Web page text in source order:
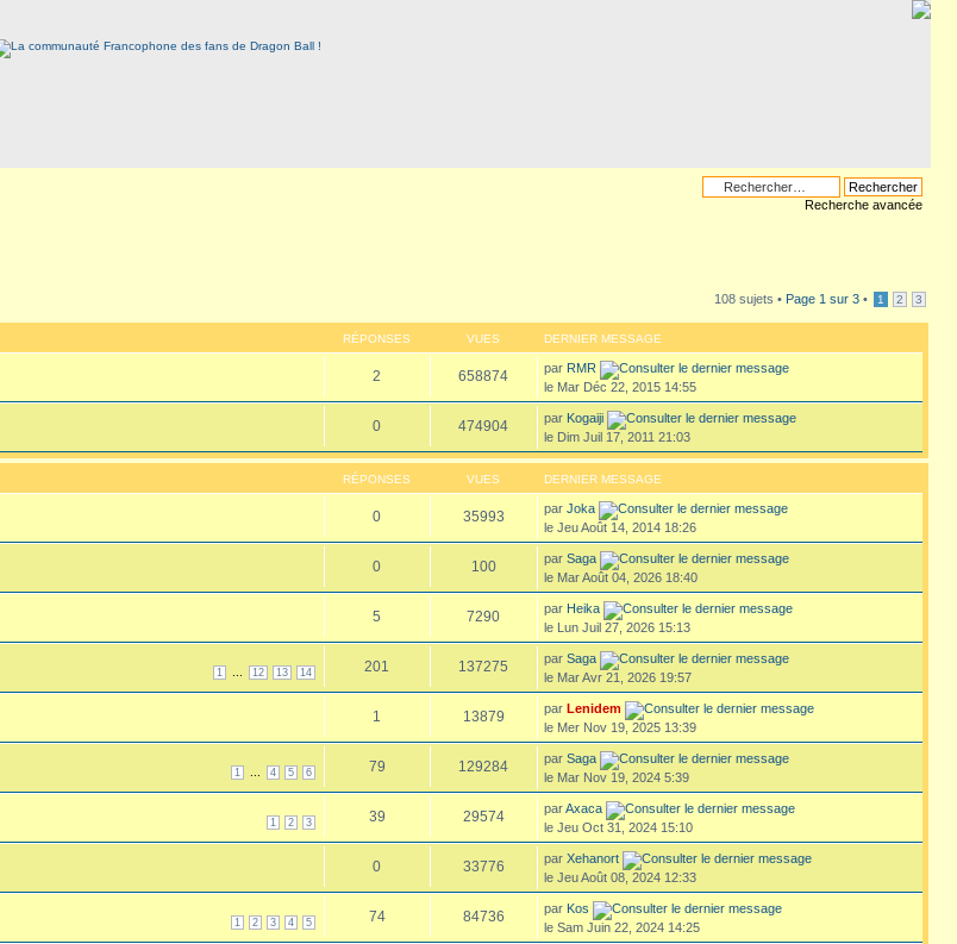
Recherche avancée
108 sujets • Page 1 sur 3 • 1 2 3
RÉPONSES VUES DERNIER MESSAGE
2 658874 par RMR
le Mar Déc 22, 2015 14:55
0 474904 par Kogaiji
le Dim Juil 17, 2011 21:03
RÉPONSES VUES DERNIER MESSAGE
0 35993 par Joka
le Jeu Août 14, 2014 18:26
0 100 par Saga
le Mar Août 04, 2026 18:40
5 7290 par Heika
le Lun Juil 27, 2026 15:13
1 12 13 14 201 137275 par Saga
le Mar Avr 21, 2026 19:57
1 13879 par Lenidem
le Mer Nov 19, 2025 13:39
1 4 5 6 79 129284 par Saga
le Mar Nov 19, 2024 5:39
1 2 3 39 29574 parAxaca
le Jeu Oct 31, 2024 15:10
0 33776 par Xehanort
le Jeu Août 08, 2024 12:33
1 2 3 4 5 74 84736 par Kos
le Sam Juin 22, 2024 14:25